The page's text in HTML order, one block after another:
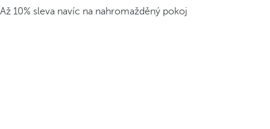
Až 10% sleva navíc na nahromažděný pokoj